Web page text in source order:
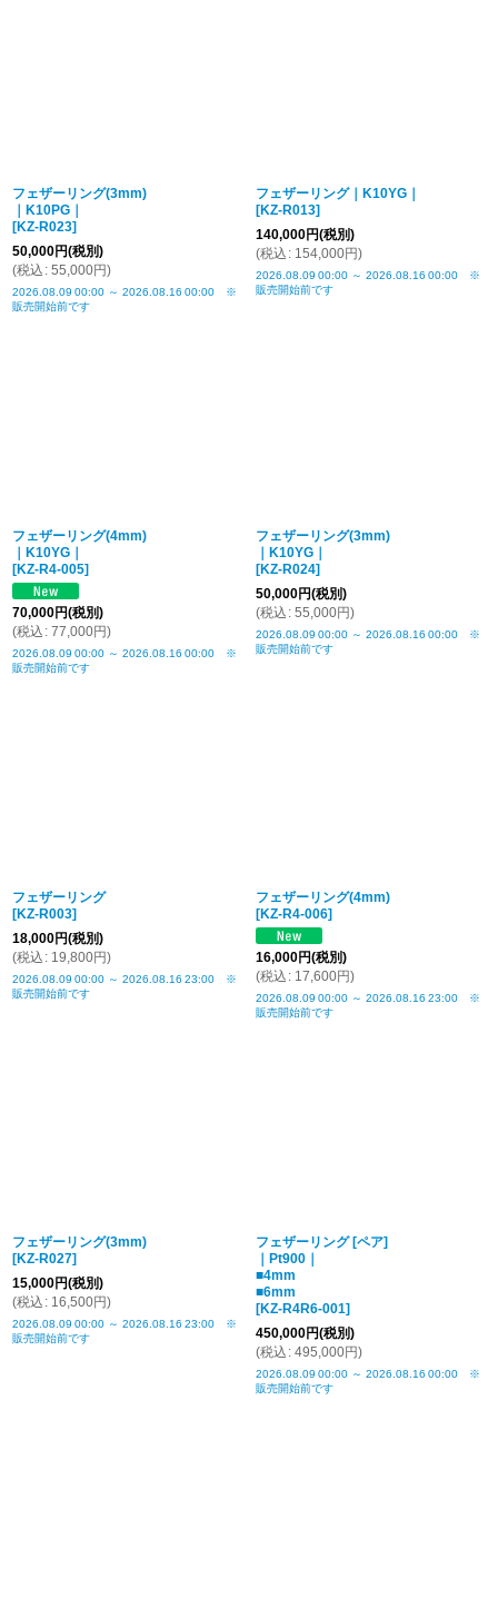
フェザーリング(3mm)
｜K10PG｜
[KZ-R023]
50,000円(税別)
(税込 : 55,000円)
2026.08.09 00:00 ～ 2026.08.16 00:00 ※
販売開始前です
フェザーリング｜K10YG｜
[KZ-R013]
140,000円(税別)
(税込 : 154,000円)
2026.08.09 00:00 ～ 2026.08.16 00:00 ※
販売開始前です
フェザーリング(4mm)
｜K10YG｜
[KZ-R4-005]
70,000円(税別)
(税込 : 77,000円)
2026.08.09 00:00 ～ 2026.08.16 00:00 ※
販売開始前です
フェザーリング(3mm)
｜K10YG｜
[KZ-R024]
50,000円(税別)
(税込 : 55,000円)
2026.08.09 00:00 ～ 2026.08.16 00:00 ※
販売開始前です
フェザーリング
[KZ-R003]
18,000円(税別)
(税込 : 19,800円)
2026.08.09 00:00 ～ 2026.08.16 23:00 ※
販売開始前です
フェザーリング(4mm)
[KZ-R4-006]
16,000円(税別)
(税込 : 17,600円)
2026.08.09 00:00 ～ 2026.08.16 23:00 ※
販売開始前です
フェザーリング(3mm)
[KZ-R027]
15,000円(税別)
(税込 : 16,500円)
2026.08.09 00:00 ～ 2026.08.16 23:00 ※
販売開始前です
フェザーリング [ペア]
｜Pt900｜
■4mm
■6mm
[KZ-R4R6-001]
450,000円(税別)
(税込 : 495,000円)
2026.08.09 00:00 ～ 2026.08.16 00:00 ※
販売開始前です